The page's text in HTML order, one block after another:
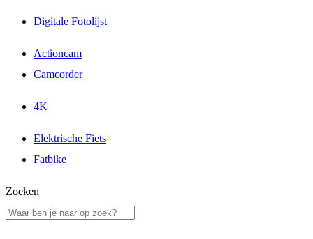
Digitale Fotolijst
Actioncam
Camcorder
4K
Elektrische Fiets
Fatbike
Zoeken